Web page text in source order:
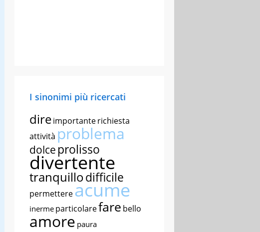
I sinonimi più ricercati
direimportanterichiesta
attività problema
dolce prolisso
divertente
tranquillodifficile
permettereacume
inerme particolarefare bello
amore paura